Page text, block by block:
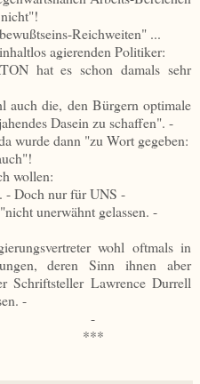
Reichweiten" ...
agierenden Politiker:
hat es schon damals sehr
auch die, den Bürgern optimale
Dasein zu schaffen". -
wurde dann "zu Wort gegeben:
wollen:
- Doch nur für UNS -
unerwähnt gelassen. -
wohl oftmals in
deren Sinn ihnen aber
Schriftsteller Lawrence Durrell
-